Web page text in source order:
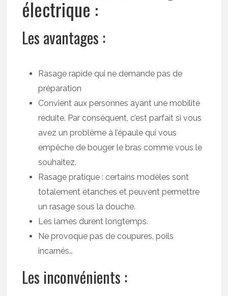
électrique :
Les avantages :
Rasage rapide qui ne demande pas de
préparation
Convient aux personnes ayant une mobilité
réduite. Par conséquent, c’est parfait si vous
avez un problème à l’épaule qui vous
empêche de bouger le bras comme vous le
souhaitez.
Rasage pratique : certains modèles sont
totalement étanches et peuvent permettre
un rasage sous la douche.
Les lames durent longtemps.
Ne provoque pas de coupures, poils
incarnés…
Les inconvénients :